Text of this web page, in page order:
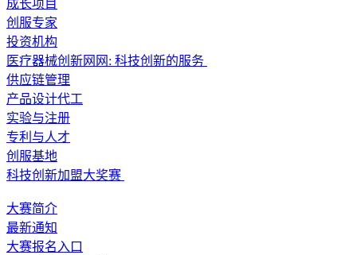
成长项目
创服专家
投资机构
医疗器械创新网网: 科技创新的服务
供应链管理
产品设计代工
实验与注册
专利与人才
创服基地
科技创新加盟大奖赛
大赛简介
最新通知
大赛报名入口